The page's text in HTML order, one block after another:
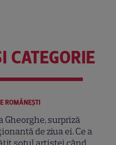
CATEGORIE
ROMÂNEŞTI
Gheorghe, surpriză
de ziua ei. Ce a